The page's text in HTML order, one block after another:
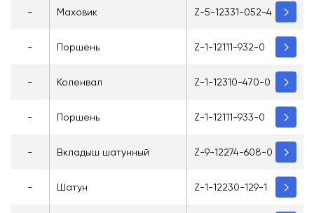
- Маховик Z-5-12331-052-4
- Поршень Z-1-12111-932-0
- Коленвал Z-1-12310-470-0
- Поршень Z-1-12111-933-0
- Вкладыш шатунный Z-9-12274-608-0
- Шатун Z-1-12230-129-1